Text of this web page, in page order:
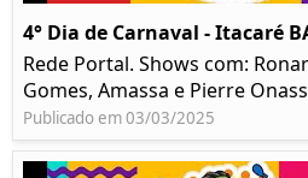
4° Dia de Carnaval - Itacaré
Rede Portal. Shows com:
Gomes, Amassa e Pierre
Publicado em 03/03/2025